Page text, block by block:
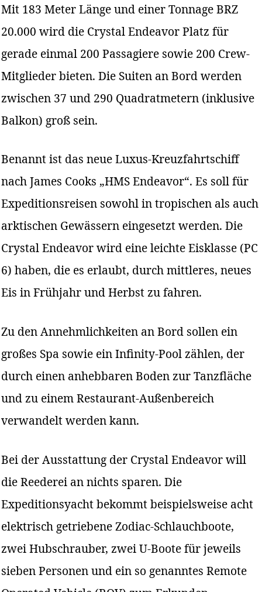
Mit 183 Meter Länge und einer Tonnage BRZ
20.000 wird die Crystal Endeavor Platz für
gerade einmal 200 Passagiere sowie 200 Crew-
Mitglieder bieten. Die Suiten an Bord werden
zwischen 37 und 290 Quadratmetern (inklusive
Balkon) groß sein.
Benannt ist das neue Luxus-Kreuzfahrtschiff
nach James Cooks „HMS Endeavor“. Es soll für
Expeditionsreisen sowohl in tropischen als auch
arktischen Gewässern eingesetzt werden. Die
Crystal Endeavor wird eine leichte Eisklasse (PC
6) haben, die es erlaubt, durch mittleres, neues
Eis in Frühjahr und Herbst zu fahren.
Zu den Annehmlichkeiten an Bord sollen ein
großes Spa sowie ein Infinity-Pool zählen, der
durch einen anhebbaren Boden zur Tanzfläche
und zu einem Restaurant-Außenbereich
verwandelt werden kann.
Bei der Ausstattung der Crystal Endeavor will
die Reederei an nichts sparen. Die
Expeditionsyacht bekommt beispielsweise acht
elektrisch getriebene Zodiac-Schlauchboote,
zwei Hubschrauber, zwei U-Boote für jeweils
sieben Personen und ein so genanntes Remote